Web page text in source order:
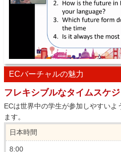
ECバーチャルの魅力
フレキシブルなタイムスケ
ECは世界中の学生が参加しやすい
ます。
日本時間
8:00